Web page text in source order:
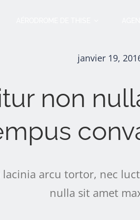
janvier 19,
non
lacinia arcu tortor, nec
nulla sit amet